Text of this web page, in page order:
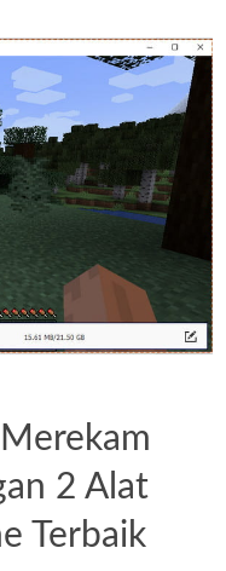
2 Alat
Terbaik